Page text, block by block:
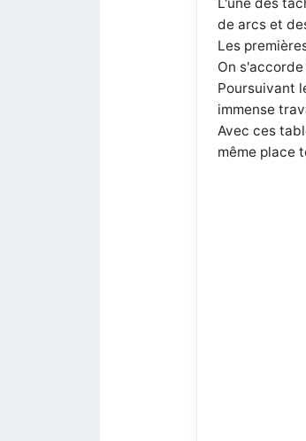
de arcs et
Les
On
Poursuivant
immense
Avec ces
même place